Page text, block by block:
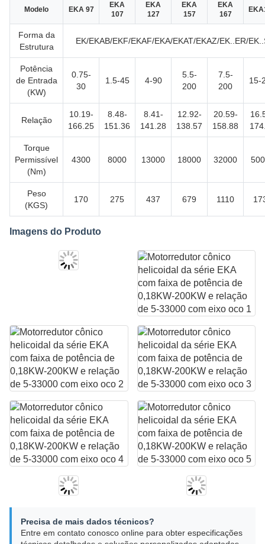
Modelo EKA 97
EKA
107
EKA
127
EKA
157
EKA
167
Forma da
Estrutura
EK/EKAB/EKF/EKAF/EKA/EKAT/EKAZ/EK..ER/
Potência
de Entrada
(KW)
0.75-
30
1.5-45 4-90
5.5-
200
7.5-
200
15-
Relação
10.19-
166.25
8.48-
151.36
8.41-
141.28
12.92-
138.57
20.59-
158.88
Torque
Permissível
(Nm)
4300 8000 13000 18000 32000
Peso
(KGS)
170 275 437 679 1110
Imagens do Produto
Precisa de mais dados técnicos?
Entre em contato conosco online para obter especificações